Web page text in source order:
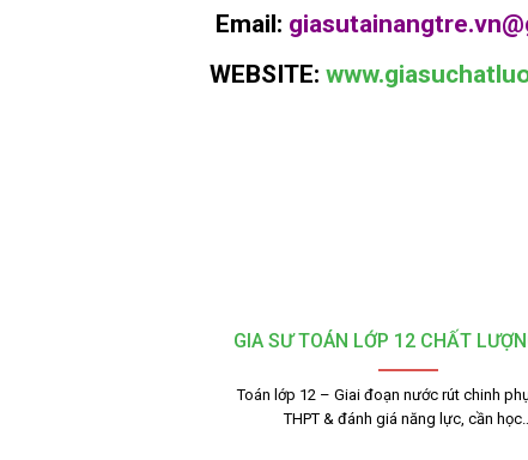
Email:
WEBSITE:
GIA SƯ TOÁN LỚP 12 CHẤT
Toán lớp 12 – Giai đoạn nước rút chinh
THPT & đánh giá năng lực, cần